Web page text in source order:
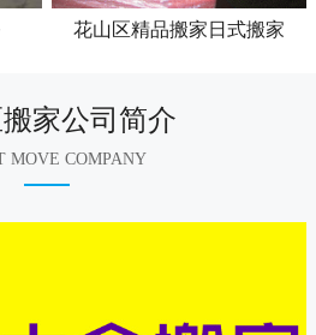
花山区精品搬家日式搬家
家公司简介
MOVE COMPANY